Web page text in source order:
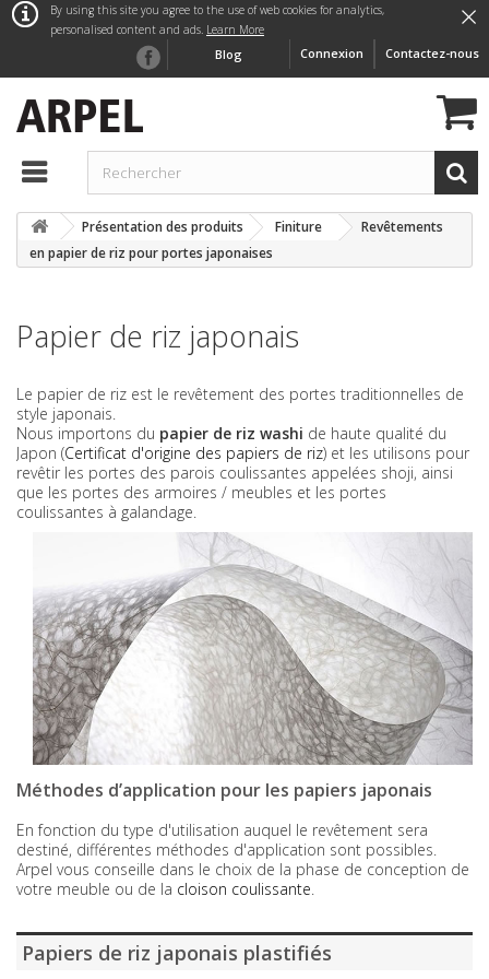
Contactez-nous
Connexion
Blog
×
By using this site you agree to the use of web cookies for analytics,
personalised content and ads. Learn More
Présentation des produits Finiture
Revêtements
en papier de riz pour portes japonaises
Papier de riz japonais
Le papier de riz est le revêtement des portes traditionnelles de
style japonais.
Nous importons du papier de riz washi de haute qualité du
Japon (Certificat d'origine des papiers de riz) et les utilisons pour
revêtir les portes des parois coulissantes appelées shoji, ainsi
que les portes des armoires / meubles et les portes
coulissantes à galandage.
Méthodes d’application pour les papiers japonais
En fonction du type d'utilisation auquel le revêtement sera
destiné, différentes méthodes d'application sont possibles.
Arpel vous conseille dans le choix de la phase de conception de
votre meuble ou de la cloison coulissante.
Papiers de riz japonais plastifiés